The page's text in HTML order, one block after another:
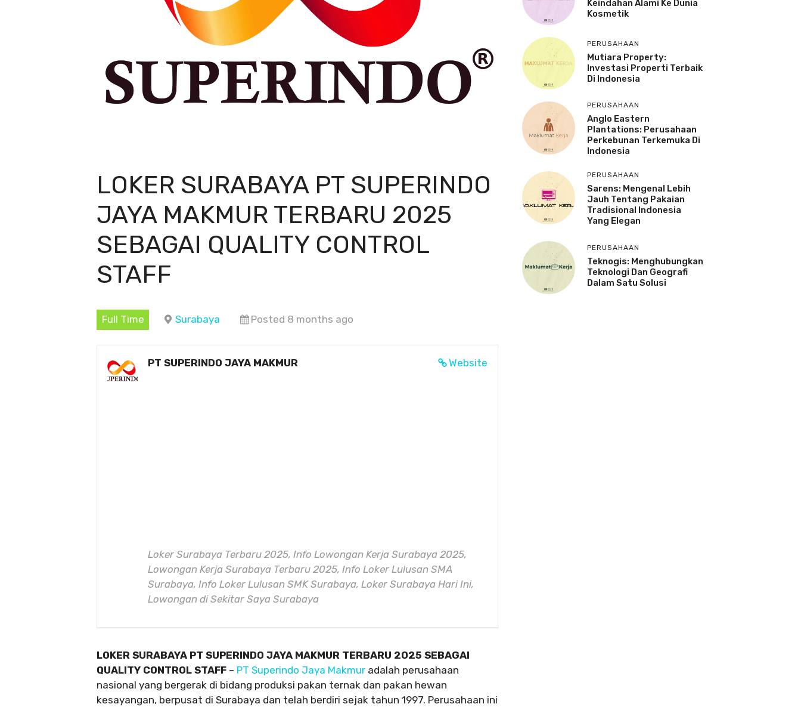
LOKER SURABAYA PT SUPERINDO
JAYA MAKMUR TERBARU 2025
SEBAGAI QUALITY CONTROL
STAFF
Full Time Surabaya Posted 8 months ago
Website
PT SUPERINDO JAYA MAKMUR
Loker Surabaya Terbaru 2025, Info Lowongan Kerja Surabaya 2025,
Lowongan Kerja Surabaya Terbaru 2025, Info Loker Lulusan SMA
Surabaya, Info Loker Lulusan SMK Surabaya, Loker Surabaya Hari Ini,
Lowongan di Sekitar Saya Surabaya
LOKER SURABAYA PT SUPERINDO JAYA MAKMUR TERBARU 2025 SEBAGAI
QUALITY CONTROL STAFF – PT Superindo Jaya Makmur adalah perusahaan
nasional yang bergerak di bidang produksi pakan ternak dan pakan hewan
kesayangan, berpusat di Surabaya dan telah berdiri sejak tahun 1997. Perusahaan ini
Keindahan Alami Ke Dunia
Kosmetik
PERUSAHAAN
Mutiara Property:
Investasi Properti Terbaik
Di Indonesia
PERUSAHAAN
Anglo Eastern
Plantations: Perusahaan
Perkebunan Terkemuka Di
Indonesia
PERUSAHAAN
Sarens: Mengenal Lebih
Jauh Tentang Pakaian
Tradisional Indonesia
Yang Elegan
PERUSAHAAN
Teknogis: Menghubungkan
Teknologi Dan Geografi
Dalam Satu Solusi